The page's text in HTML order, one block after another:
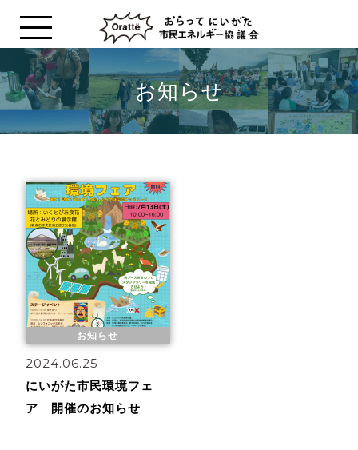
お知らせ
お知らせ
2024.06.25
にいがた市民環境フェ
ア 開催のお知らせ